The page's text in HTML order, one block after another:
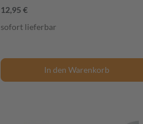
12,95 €
sofort lieferbar
In den Warenkorb